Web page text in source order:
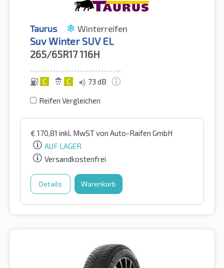
Taurus Winterreifen
Suv Winter SUV EL
265/65R17116H
C C 73 dB
Reifen Vergleichen
€ 170,81 inkl. MwSTvon Auto-Raifen GmbH
AUF LAGER
Versandkostenfrei
Details Warenkorb